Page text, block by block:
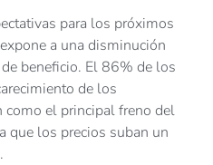
para los próximos
a una disminución
beneficio. El 86% de los
de los
como el principal freno del
que los precios suban un